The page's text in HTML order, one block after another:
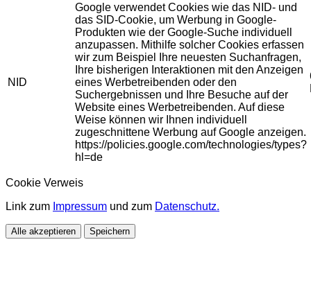
NID
Google verwendet Cookies wie das NID- und
das SID-Cookie, um Werbung in Google-
Produkten wie der Google-Suche individuell
anzupassen. Mithilfe solcher Cookies erfassen
wir zum Beispiel Ihre neuesten Suchanfragen,
Ihre bisherigen Interaktionen mit den Anzeigen
eines Werbetreibenden oder den
Suchergebnissen und Ihre Besuche auf der
Website eines Werbetreibenden. Auf diese
Weise können wir Ihnen individuell
zugeschnittene Werbung auf Google anzeigen.
https://policies.google.com/technologies/types?
hl=de
Cookie Verweis
Link zum Impressum und zum Datenschutz.
Alle akzeptieren Speichern